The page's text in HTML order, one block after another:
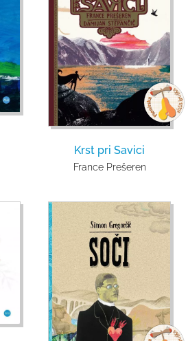
Krst pri Savici
France Prešeren